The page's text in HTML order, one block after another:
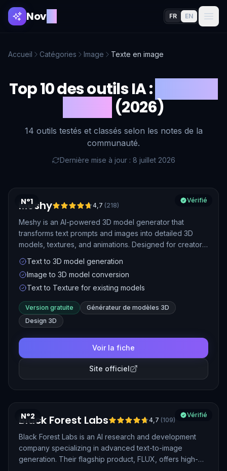
NovAI FR EN
Accueil Catégories Image Texte en image
Top 10 des outils IA :
(2026)
14 outils testés et classés selon les notes de la
communauté.
Dernière mise à jour : 8 juillet 2026
N°1 Vérifié
Meshy 4,7 (218)
Meshy is an AI-powered 3D model generator that
transforms text prompts and images into detailed 3D
models, textures, and animations. Designed for creators
streamlines the 3D content creation process with speed
and ease.
Text to 3D model generation
Image to 3D model conversion
Text to Texture for existing models
Version gratuite
Générateur de modèles 3D
Design 3D
Voir la fiche
Site officiel
N°2 Vérifié
Black Forest Labs 4,7 (109)
Black Forest Labs is an AI research and development
company specializing in advanced text-to-image
generation. Their flagship product, FLUX, offers high-